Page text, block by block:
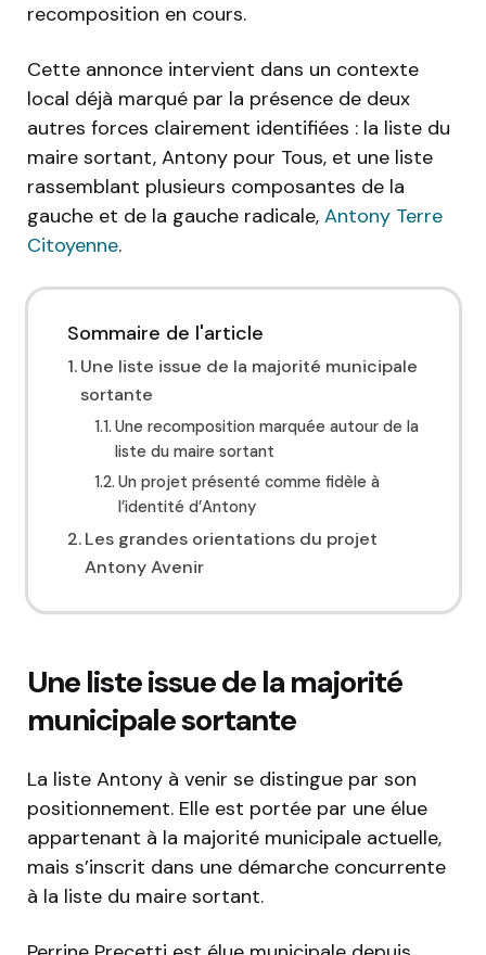
recomposition en cours.
Cette annonce intervient dans un contexte
local déjà marqué par la présence de deux
autres forces clairement identifiées : la liste du
maire sortant, Antony pour Tous, et une liste
rassemblant plusieurs composantes de la
gauche et de la gauche radicale, Antony Terre
Citoyenne.
Sommaire de l'article
Une liste issue de la majorité municipale
sortante
Une recomposition marquée autour de la
liste du maire sortant
Un projet présenté comme fidèle à
l’identité d’Antony
Les grandes orientations du projet
Antony Avenir
Une liste issue de la majorité
municipale sortante
La liste Antony à venir se distingue par son
positionnement. Elle est portée par une élue
appartenant à la majorité municipale actuelle,
mais s’inscrit dans une démarche concurrente
à la liste du maire sortant.